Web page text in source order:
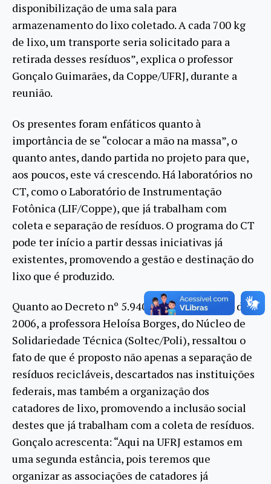
disponibilização de uma sala para
armazenamento do lixo coletado. A cada 700 kg
de lixo, um transporte seria solicitado para a
retirada desses resíduos”, explica o professor
Gonçalo Guimarães, da Coppe/UFRJ, durante a
reunião.
Os presentes foram enfáticos quanto à
importância de se “colocar a mão na massa”, o
quanto antes, dando partida no projeto para que,
aos poucos, este vá crescendo. Há laboratórios no
CT, como o Laboratório de Instrumentação
Fotônica (LIF/Coppe), que já trabalham com
coleta e separação de resíduos. O programa do CT
pode ter início a partir dessas iniciativas já
existentes, promovendo a gestão e destinação do
lixo que é produzido.
Quanto ao Decreto nº 5.940, de 25 de outubro de
2006, a professora Heloísa Borges, do Núcleo de
Solidariedade Técnica (Soltec/Poli), ressaltou o
fato de que é proposto não apenas a separação de
resíduos recicláveis, descartados nas instituições
federais, mas também a organização dos
catadores de lixo, promovendo a inclusão social
destes que já trabalham com a coleta de resíduos.
Gonçalo acrescenta: “Aqui na UFRJ estamos em
uma segunda estância, pois teremos que
organizar as associações de catadores já